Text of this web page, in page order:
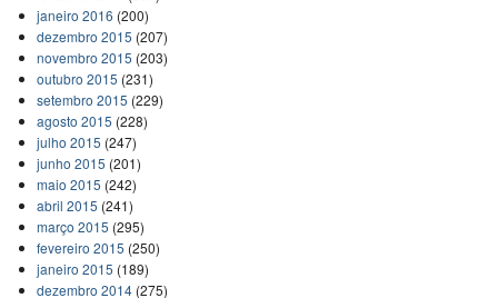
janeiro 2016 (200)
dezembro 2015 (207)
novembro 2015 (203)
outubro 2015 (231)
setembro 2015 (229)
agosto 2015 (228)
julho 2015 (247)
junho 2015 (201)
maio 2015 (242)
abril 2015 (241)
março 2015 (295)
fevereiro 2015 (250)
janeiro 2015 (189)
dezembro 2014(275)